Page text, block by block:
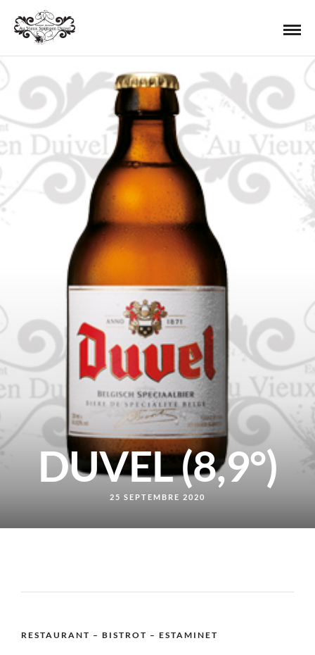
DUVEL (8,9°)
25 SEPTEMBRE 2020
RESTAURANT – BISTROT – ESTAMINET